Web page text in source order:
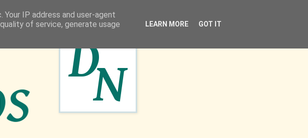
IP address and user-agent
of service, generate usage
LEARN MORE GOT IT